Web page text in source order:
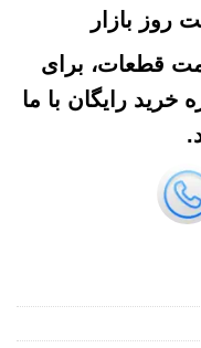
روز بازار
قطعات، برای
رایگان با ما